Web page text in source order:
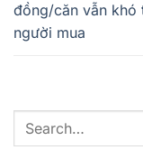
đồng/căn vẫn khó
người mua